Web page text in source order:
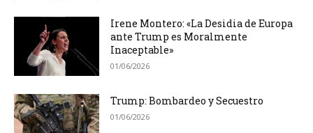
Irene Montero: «La Desidia de Europa
ante Trump es Moralmente
Inaceptable»
01/06/2026
Trump: Bombardeo y Secuestro
01/06/2026